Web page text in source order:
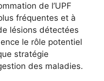
de l’UPF
fréquentes et à
lésions détectées
le rôle potentiel
stratégie
des maladies.